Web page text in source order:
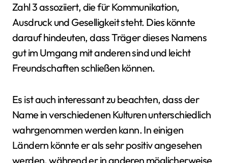
Zahl 3 assoziiert, die für Kommunikation,
Ausdruck und Geselligkeit steht. Dies könnte
darauf hindeuten, dass Träger dieses Namens
gut im Umgang mit anderen sind und leicht
Freundschaften schließen können.
Es ist auch interessant zu beachten, dass der
Name in verschiedenen Kulturen unterschiedlich
wahrgenommen werden kann. In einigen
Ländern könnte er als sehr positiv angesehen
werden, während er in anderen möglicherweise